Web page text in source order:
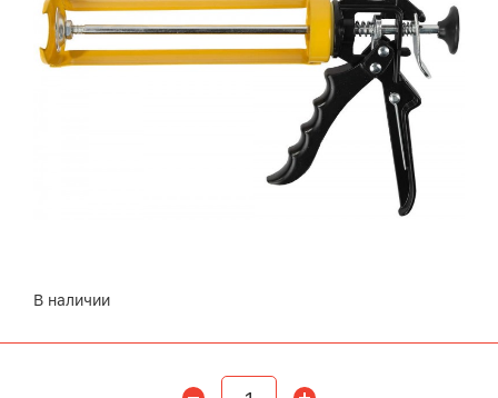
В наличии